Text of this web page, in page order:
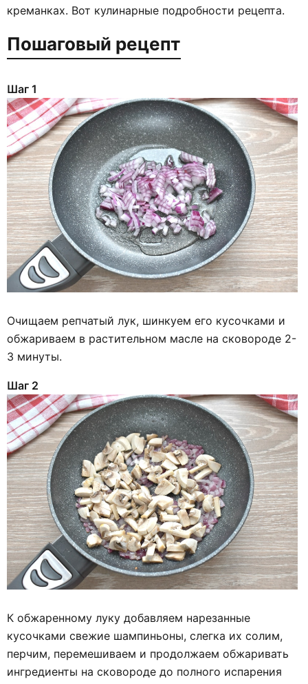
креманках. Вот кулинарные подробности рецепта.
Пошаговый рецепт
Шаг 1
Очищаем репчатый лук, шинкуем его кусочками и
обжариваем в растительном масле на сковороде 2-
3 минуты.
Шаг 2
К обжаренному луку добавляем нарезанные
кусочками свежие шампиньоны, слегка их солим,
перчим, перемешиваем и продолжаем обжаривать
ингредиенты на сковороде до полного испарения